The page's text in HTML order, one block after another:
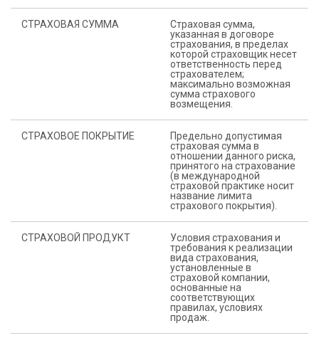
СТРАХОВАЯ СУММА
Страховая сумма,
указанная в договоре
страхования, в пределах
которой страховщик несет
ответственность перед
страхователем;
максимально возможная
сумма страхового
возмещения.
СТРАХОВОЕ ПОКРЫТИЕ
Предельно допустимая
страховая сумма в
отношении данного риска,
принятого на страхование
(в международной
страховой практике носит
название лимита
страхового покрытия).
СТРАХОВОЙ ПРОДУКТ
Условия страхования и
требования к реализации
вида страхования,
установленные в
страховой компании,
основанные на
соответствующих
правилах, условиях
продаж.